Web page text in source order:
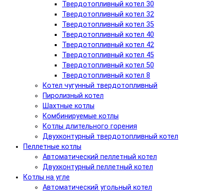
Твердотопливный котел 30
Твердотопливный котел 32
Твердотопливный котел 35
Твердотопливный котел 40
Твердотопливный котел 42
Твердотопливный котел 45
Твердотопливный котел 50
Твердотопливный котел 8
Котел чугунный твердотопливный
Пиролизный котел
Шахтные котлы
Комбинируемые котлы
Котлы длительного горения
Двухконтурный твердотопливный котел
Пеллетные котлы
Автоматический пеллетный котел
Двухконтурный пеллетный котел
Котлы на угле
Автоматический угольный котел